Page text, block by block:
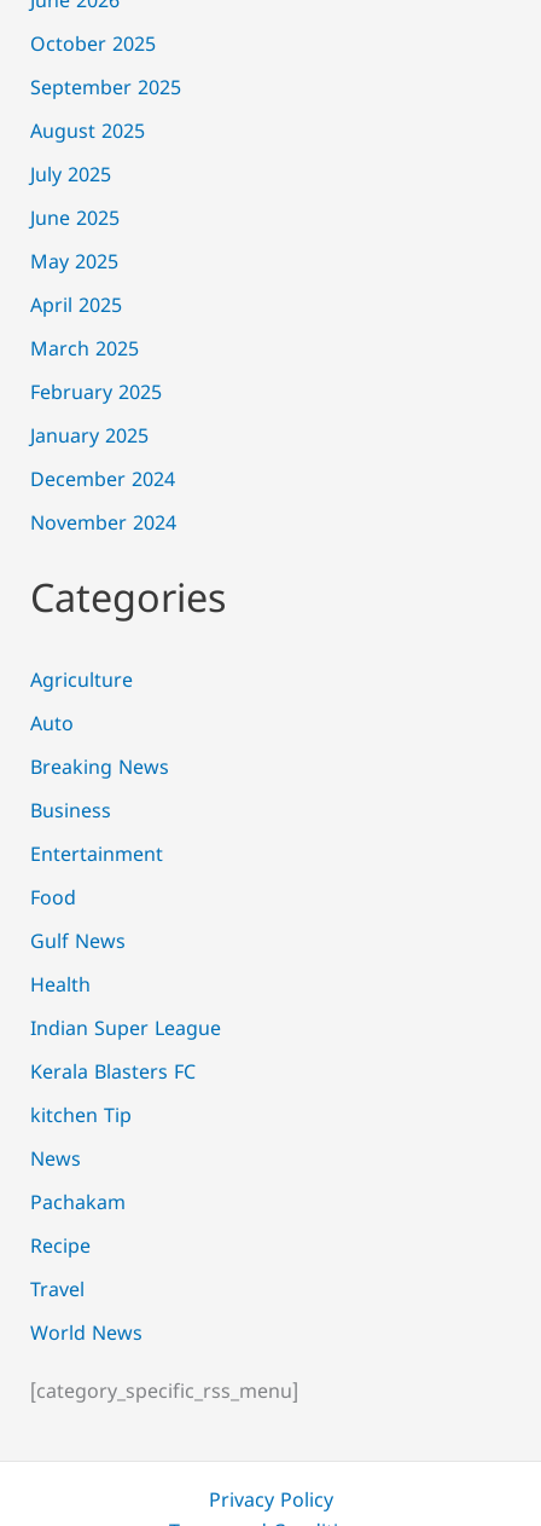
October 2025
September 2025
August 2025
July 2025
June 2025
May 2025
April 2025
March 2025
February 2025
January 2025
December 2024
November 2024
Categories
Agriculture
Auto
Breaking News
Business
Entertainment
Food
Gulf News
Health
Indian Super League
Kerala Blasters FC
kitchen Tip
News
Pachakam
Recipe
Travel
World News
[category_specific_rss_menu]
Privacy Policy